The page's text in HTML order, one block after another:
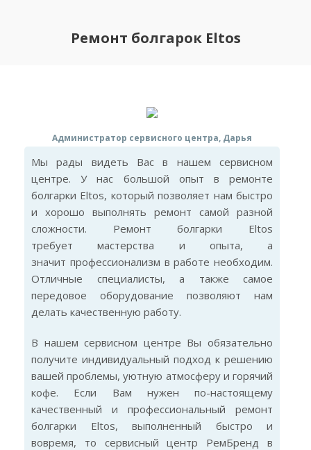
Ремонт болгарок Eltos
Администратор сервисного центра, Дарья
Мы рады видеть Вас в нашем сервисном
центре. У нас большой опыт в ремонте
болгарки Eltos, который позволяет нам быстро
и хорошо выполнять ремонт самой разной
сложности. Ремонт болгарки Eltos
требует мастерства и опыта, а
значит профессионализм в работе необходим.
Отличные специалисты, а также самое
передовое оборудование позволяют нам
делать качественную работу.
В нашем сервисном центре Вы обязательно
получите индивидуальный подход к решению
вашей проблемы, уютную атмосферу и горячий
кофе. Если Вам нужен по-настоящему
качественный и профессиональный ремонт
болгарки Eltos, выполненный быстро и
вовремя, то сервисный центр РемБренд в